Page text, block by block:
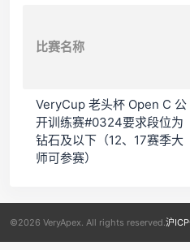
比赛名称
VeryCup 老头杯 Open C 公
开训练赛#0324要求段位为
钻石及以下（12、17赛季大
师可参赛）
©2026 VeryApex. All rights reserved. 沪